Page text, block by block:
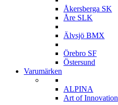
Åkersberga SK
Åre SLK
Älvsjö BMX
Örebro SF
Östersund
Varumärken
ALPINA
Art of Innovation